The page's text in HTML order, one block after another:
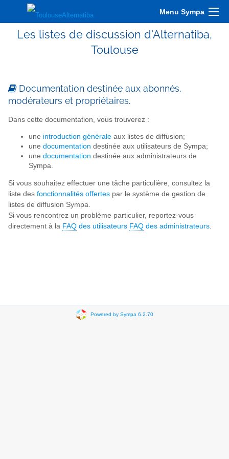
Menu Sympa
Les listes de discussion d'Alternatiba,
Toulouse
Documentation destinée aux abonnés,
modérateurs et propriétaires.
Dans cette documentation, vous trouverez :
une introduction générale aux listes de diffusion;
une documentation destinée aux utilisateurs de Sympa;
une documentation destinée aux administrateurs de
Sympa.
Si vous souhaitez effectuer une tâche particulière, consultez la
liste des fonctionnalités offertes par le système de gestion de
listes de diffusion Sympa.
Si vous rencontrez un problème particulier, reportez-vous
directement à la FAQ des utilisateurs FAQ des administrateurs
Powered by Sympa 6.2.70